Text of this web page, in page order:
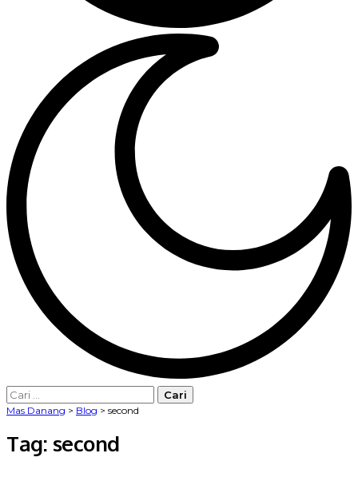
Cari
untuk:
Mas Danang > Blog > second
Tag: second